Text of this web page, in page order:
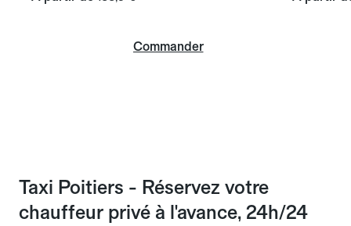
Commander
Taxi Poitiers - Réservez votre
chauffeur privé à l'avance, 24h/24